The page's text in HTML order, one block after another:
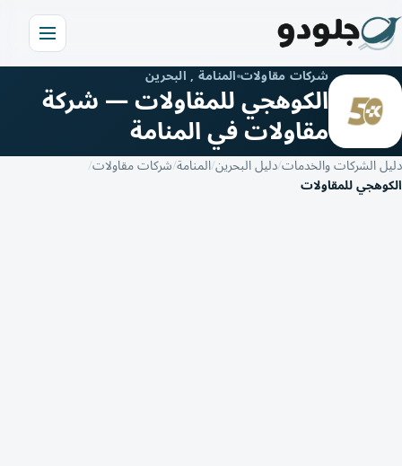
شركات مقاولاتالمنامة , البحرين
الكوهجي للمقاولات — شركة
مقاولات في المنامة
دليل الشركات والخدماتدليل البحرينالمنامةشركات مقاولات
الكوهجي للمقاولات